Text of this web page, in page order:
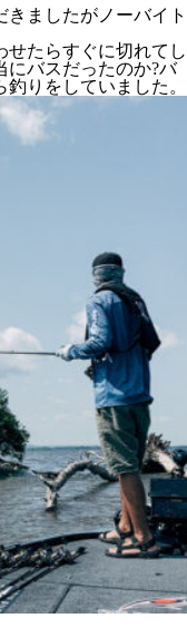
ましたがノーバイト
せたらすぐに切れてし
にバスだったのか?バ
りをしていました。